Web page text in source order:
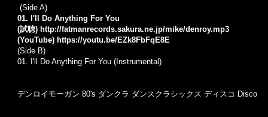
(Side A)
01. I'll Do Anything For You
(試聴) http://fatmanrecords.sakura.ne.jp/mike/denroy.mp3
(YouTube) https://youtu.be/EZk8FbFqE8E
(Side B)
01. I'll Do Anything For You (Instrumental)
デンロイモーガン 80's ダンクラ ダンスクラシックス ディスコ Disco